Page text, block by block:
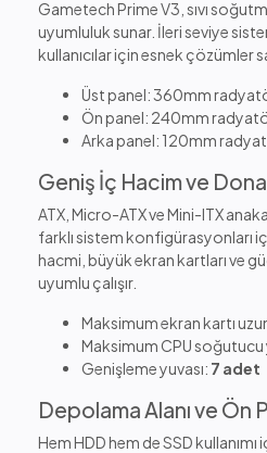
Gametech Prime V3, sıvı
uyumluluk sunar. İleri seviye
kullanıcılar için esnek çözümler
Üst panel: 360mm
Ön panel: 240mm
Arka panel: 120mm
Geniş İç Hacim ve
ATX, Micro-ATX ve Mini-ITX
farklı sistem konfigürasyonları
hacmi, büyük ekran kartları ve
uyumlu çalışır.
Maksimum ekran kartı
Maksimum CPU
Genişleme yuvası: 7 adet
Depolama Alanı ve Ön
Hem HDD hem de SSD